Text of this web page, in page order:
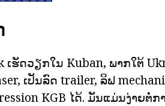
ຮັດວຽກໃນ Kuban, ພາກໃຕ້
ເປັນລົດ trailer, ລິຟ
KGB ໄດ້. ມັນແມ່ນງ່າຍຕໍ່